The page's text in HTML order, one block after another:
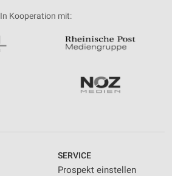
In Kooperation mit:
SERVICE
Prospekt einstellen